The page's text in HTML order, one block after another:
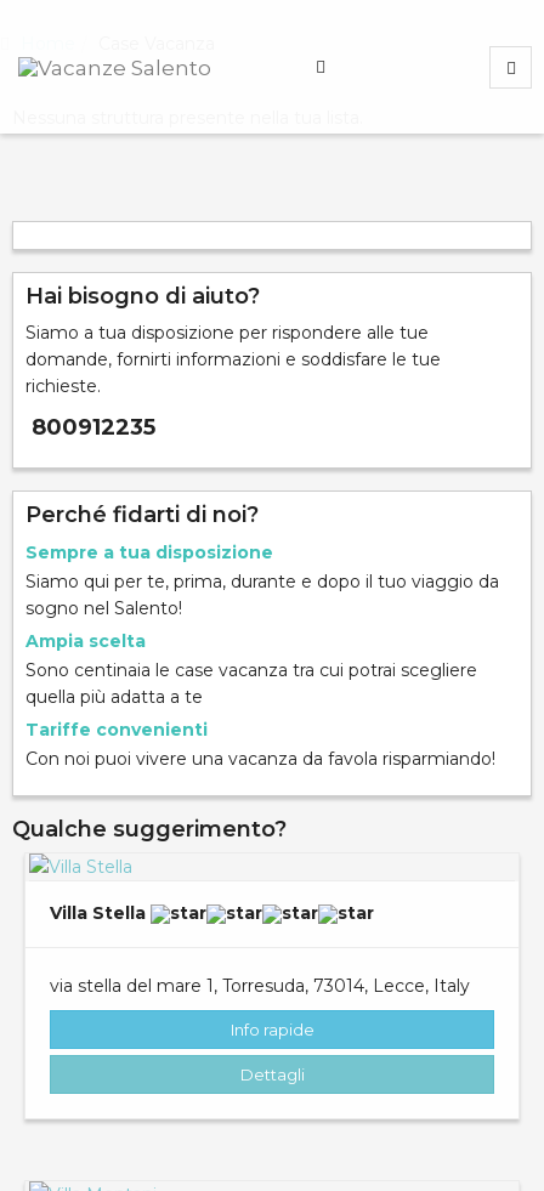
Hai bisogno di aiuto?
Siamo a tua disposizione per rispondere alle tue
domande, fornirti informazioni e soddisfare le tue
richieste.
800912235
Perché fidarti di noi?
Sempre a tua disposizione
Siamo qui per te, prima, durante e dopo il tuo viaggio da
sogno nel Salento!
Ampia scelta
Sono centinaia le case vacanza tra cui potrai scegliere
quella più adatta a te
Tariffe convenienti
Con noi puoi vivere una vacanza da favola risparmiando!
Qualche suggerimento?
Villa Stella
via stella del mare 1, Torresuda, 73014, Lecce, Italy
Info rapide
Dettagli